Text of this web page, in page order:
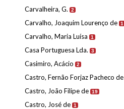
Carvalheira, G. 2
Carvalho, Joaquim Lourenço de 1
Carvalho, Maria Luísa 1
Casa Portuguesa Lda. 3
Casimiro, Acácio 2
Castro, Fernão Forjaz Pacheco de
Castro, João Filipe de 19
Castro, José de 1